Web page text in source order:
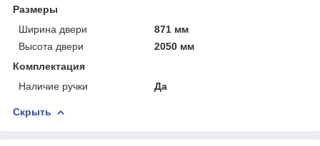
Размеры
Ширина двери
871 мм
Высота двери
2050 мм
Комплектация
Наличие ручки
Да
Скрыть